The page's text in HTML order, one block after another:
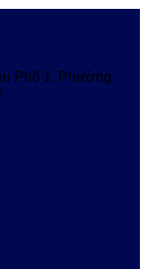
Phố 1, Phường